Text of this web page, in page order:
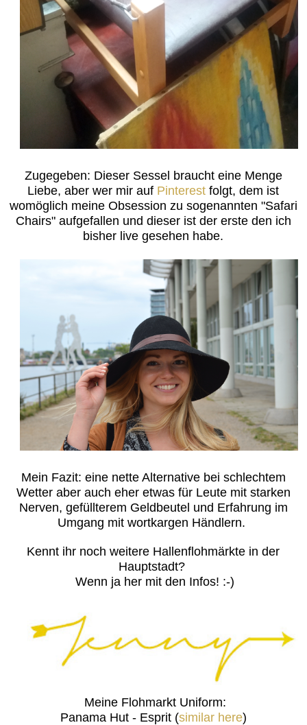
Zugegeben: Dieser Sessel braucht eine Menge
Liebe, aber wer mir auf Pinterest folgt, dem ist
womöglich meine Obsession zu sogenannten "Safari
Chairs" aufgefallen und dieser ist der erste den ich
bisher live gesehen habe.
Mein Fazit: eine nette Alternative bei schlechtem
Wetter aber auch eher etwas für Leute mit starken
Nerven, gefüllterem Geldbeutel und Erfahrung im
Umgang mit wortkargen Händlern.
Kennt ihr noch weitere Hallenflohmärkte in der
Hauptstadt?
Wenn ja her mit den Infos! :-)
Meine Flohmarkt Uniform:
Panama Hut - Esprit (similar here)